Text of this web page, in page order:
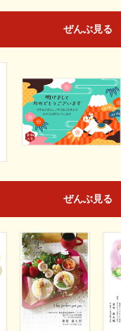
ぜんぶ見る
ぜんぶ見る